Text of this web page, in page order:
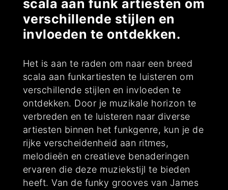
scala aan funk artiesten om
verschillende stijlen en
invloeden te ontdekken.
Het is aan te raden om naar een breed
scala aan funkartiesten te luisteren om
verschillende stijlen en invloeden te
ontdekken. Door je muzikale horizon te
verbreden en te luisteren naar diverse
artiesten binnen het funkgenre, kun je de
rijke verscheidenheid aan ritmes,
melodieën en creatieve benaderingen
ervaren die deze muziekstijl te bieden
heeft. Van de funky grooves van James